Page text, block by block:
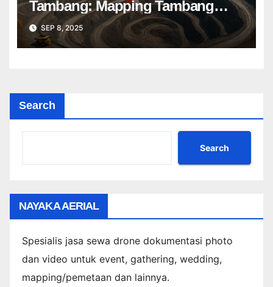
Tambang: Mapping Tambang
Profesional Lebih Cepat & Akurat
SEP 8, 2025
Search
Search
NAYAKA AERIAL
Spesialis jasa sewa drone dokumentasi photo
dan video untuk event, gathering, wedding,
mapping/pemetaan dan lainnya.